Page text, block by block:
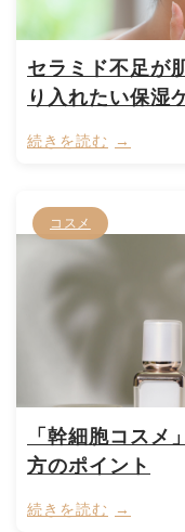
セラミド不足が
り入れたい保湿
続きを読む
コスメ
「幹細胞コスメ
方のポイント
続きを読む